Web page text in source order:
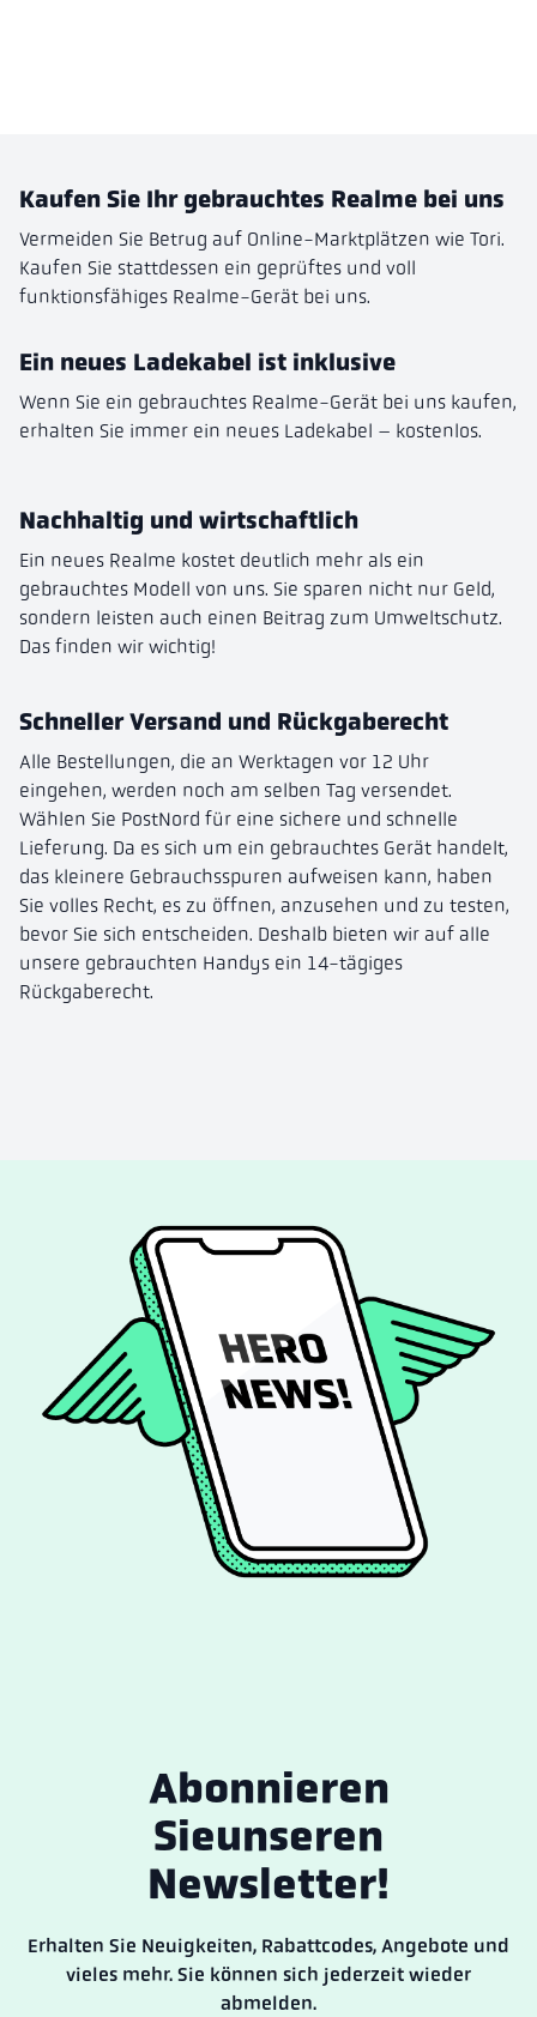
Kaufen Sie Ihr gebrauchtes Realme bei uns
Vermeiden Sie Betrug auf Online-Marktplätzen wie Tori.
Kaufen Sie stattdessen ein geprüftes und voll
funktionsfähiges Realme-Gerät bei uns.
Ein neues Ladekabel ist inklusive
Wenn Sie ein gebrauchtes Realme-Gerät bei uns kaufen,
erhalten Sie immer ein neues Ladekabel – kostenlos.
Nachhaltig und wirtschaftlich
Ein neues Realme kostet deutlich mehr als ein
gebrauchtes Modell von uns. Sie sparen nicht nur Geld,
sondern leisten auch einen Beitrag zum Umweltschutz.
Das finden wir wichtig!
Schneller Versand und Rückgaberecht
Alle Bestellungen, die an Werktagen vor 12 Uhr
eingehen, werden noch am selben Tag versendet.
Wählen Sie PostNord für eine sichere und schnelle
Lieferung. Da es sich um ein gebrauchtes Gerät handelt,
das kleinere Gebrauchsspuren aufweisen kann, haben
Sie volles Recht, es zu öffnen, anzusehen und zu testen,
bevor Sie sich entscheiden. Deshalb bieten wir auf alle
unsere gebrauchten Handys ein 14-tägiges
Rückgaberecht.
Abonnieren
Sieunseren
Newsletter!
Erhalten Sie Neuigkeiten, Rabattcodes, Angebote und
vieles mehr. Sie können sich jederzeit wieder
abmelden.